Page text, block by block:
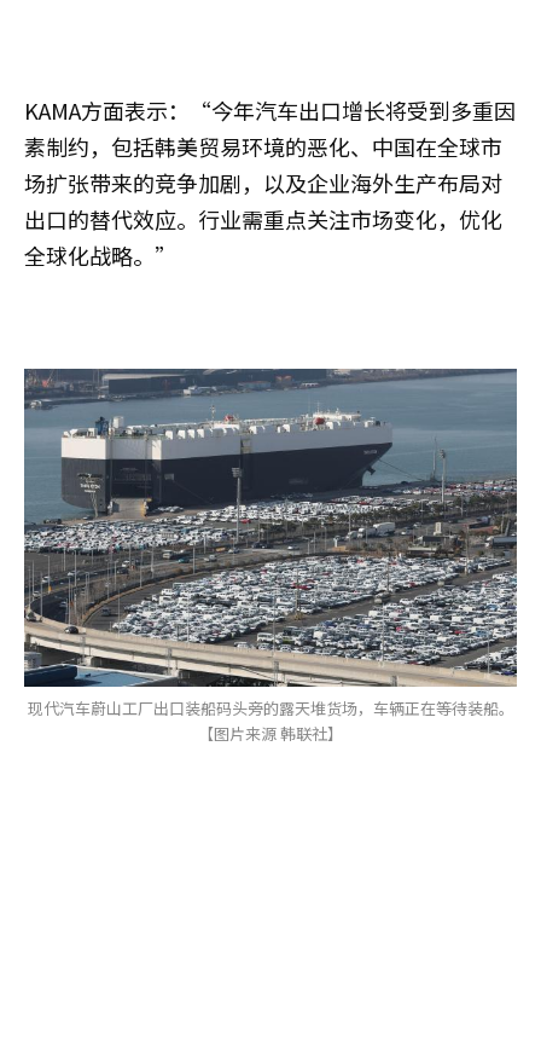
KAMA方面表示：“今年汽车出口增长将受到多重因
素制约，包括韩美贸易环境的恶化、中国在全球市
场扩张带来的竞争加剧，以及企业海外生产布局对
出口的替代效应。行业需重点关注市场变化，优化
全球化战略。”
现代汽车蔚山工厂出口装船码头旁的露天堆货场，车辆正在等待装船。
【图片来源 韩联社】